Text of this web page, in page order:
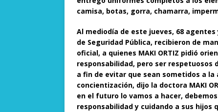
camisa, botas, gorra, chamarra,
Al mediodía de este jueves, 68
de Seguridad Pública, recibieron de
oficial, a quienes MAKI ORTIZ pidió
responsabilidad, pero ser
a fin de evitar que sean sometidos a la
concientización, dijo la doctora MAKI
en el futuro lo vamos a hacer,
responsabilidad y cuidando a sus hijos